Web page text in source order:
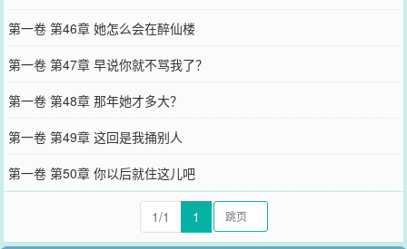
第一卷 第46章 她怎么会在醉仙楼
第一卷 第47章 早说你就不骂我了？
第一卷 第48章 那年她才多大？
第一卷 第49章 这回是我捅别人
第一卷 第50章 你以后就住这儿吧
1/1 1